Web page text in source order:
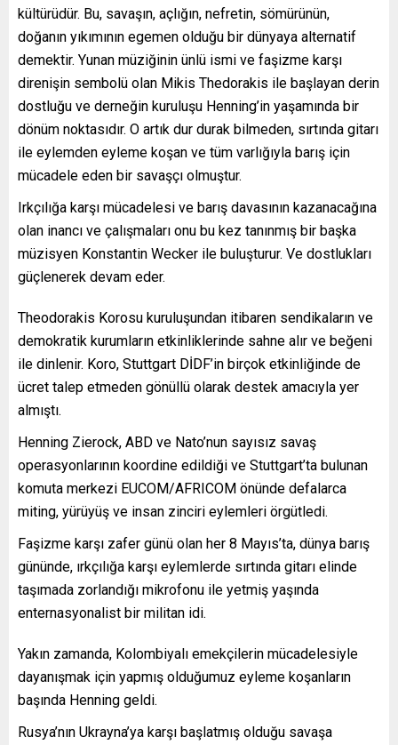
kültürüdür. Bu, savaşın, açlığın, nefretin, sömürünün,
doğanın yıkımının egemen olduğu bir dünyaya alternatif
demektir. Yunan müziğinin ünlü ismi ve faşizme karşı
direnişin sembolü olan Mikis Thedorakis ile başlayan derin
dostluğu ve derneğin kuruluşu Henning’in yaşamında bir
dönüm noktasıdır. O artık dur durak bilmeden, sırtında gitarı
ile eylemden eyleme koşan ve tüm varlığıyla barış için
mücadele eden bir savaşçı olmuştur.
Irkçılığa karşı mücadelesi ve barış davasının kazanacağına
olan inancı ve çalışmaları onu bu kez tanınmış bir başka
müzisyen Konstantin Wecker ile buluşturur. Ve dostlukları
güçlenerek devam eder.
Theodorakis Korosu kuruluşundan itibaren sendikaların ve
demokratik kurumların etkinliklerinde sahne alır ve beğeni
ile dinlenir. Koro, Stuttgart DİDF’in birçok etkinliğinde de
ücret talep etmeden gönüllü olarak destek amacıyla yer
almıştı.
Henning Zierock, ABD ve Nato’nun sayısız savaş
operasyonlarının koordine edildiği ve Stuttgart’ta bulunan
komuta merkezi EUCOM/AFRICOM önünde defalarca
miting, yürüyüş ve insan zinciri eylemleri örgütledi.
Faşizme karşı zafer günü olan her 8 Mayıs’ta, dünya barış
gününde, ırkçılığa karşı eylemlerde sırtında gitarı elinde
taşımada zorlandığı mikrofonu ile yetmiş yaşında
enternasyonalist bir militan idi.
Yakın zamanda, Kolombiyalı emekçilerin mücadelesiyle
dayanışmak için yapmış olduğumuz eyleme koşanların
başında Henning geldi.
Rusya’nın Ukrayna’ya karşı başlatmış olduğu savaşa